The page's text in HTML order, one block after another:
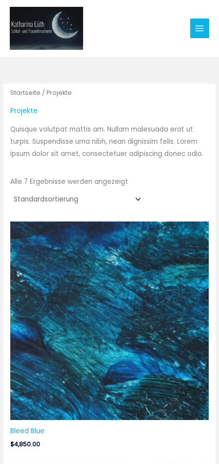
Zum
springen
Startseite / Projekte
Projekte
Quisque volutpat mattis am. Nullam malesuada erat ut
turpis. Suspendisse urna nibh, nean dignissim felis. Lorem
ipsum dolor sit amet, consectetuer adipiscing donec odio.
Alle 7 Ergebnisse werden angezeigt
Bleed Blue
$4,850.00